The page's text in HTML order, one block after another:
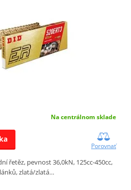
Na centrálnom sklade
Porovnať
řetěz, pevnost 36,0kN, 125cc-450cc,
zlatá/zlatá…